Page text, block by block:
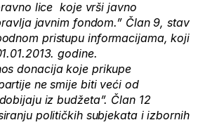
lice koje vrši javno
javnim fondom.” Član 9, stav
pristupu informacijama, koji
godine.
donacija koje prikupe
ne smije biti veći od
iz budžeta”. Član 12
političkih subjekata i izbornih